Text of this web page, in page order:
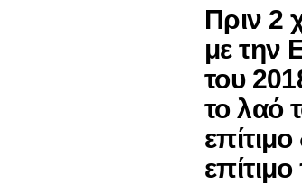
Πριν 2
με την
του
το λαό